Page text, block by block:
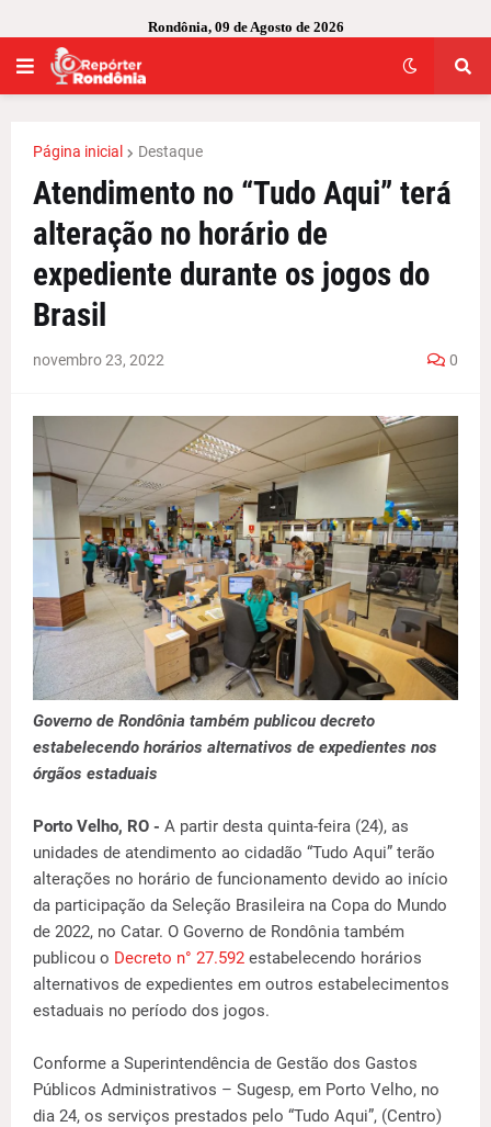
Rondônia, 09 de Agosto de 2026
Página inicial Destaque
Atendimento no “Tudo Aqui” terá
alteração no horário de
expediente durante os jogos do
Brasil
novembro 23, 2022 0
Governo de Rondônia também publicou decreto
estabelecendo horários alternativos de expedientes nos
órgãos estaduais
Porto Velho, RO - A partir desta quinta-feira (24), as
unidades de atendimento ao cidadão “Tudo Aqui” terão
alterações no horário de funcionamento devido ao início
da participação da Seleção Brasileira na Copa do Mundo
de 2022, no Catar. O Governo de Rondônia também
publicou o Decreto n° 27.592 estabelecendo horários
alternativos de expedientes em outros estabelecimentos
estaduais no período dos jogos.
Conforme a Superintendência de Gestão dos Gastos
Públicos Administrativos – Sugesp, em Porto Velho, no
dia 24, os serviços prestados pelo “Tudo Aqui”, (Centro)